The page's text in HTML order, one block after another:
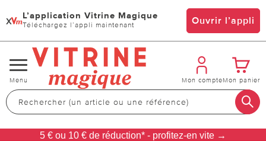
x L’application Vitrine Magique
Téléchargez l’appli maintenant Ouvrir l’appli
Changer
de
navigation
Menu Mon compteMon panier
5 € ou 10 € de réduction* - profitez-en vite →